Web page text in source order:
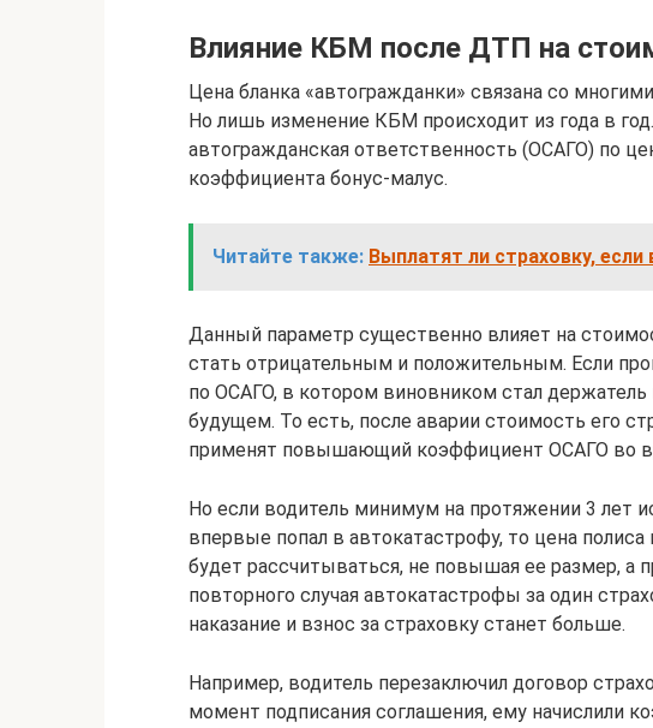
Влияние КБМ после ДТП на
Цена бланка «автогражданки» связана со
Но лишь изменение КБМ происходит из года в
автогражданская ответственность (ОСАГО) по
коэффициента бонус-малус.
Читайте также: Выплатят ли страховку,
Данный параметр существенно влияет на
стать отрицательным и положительным. Если
по ОСАГО, в котором виновником стал держатель
будущем. То есть, после аварии стоимость его
применят повышающий коэффициент ОСАГО во
Но если водитель минимум на протяжении 3 лет
впервые попал в автокатастрофу, то цена
будет рассчитываться, не повышая ее размер, а
повторного случая автокатастрофы за один
наказание и взнос за страховку станет больше.
Например, водитель перезаключил договор
момент подписания соглашения, ему начислили